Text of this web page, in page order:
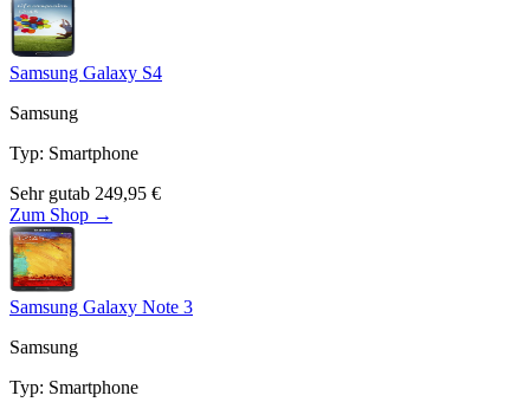
Samsung Galaxy S4
Samsung
Typ: Smartphone
Sehr gutab 249,95 €
Zum Shop →
Samsung Galaxy Note 3
Samsung
Typ: Smartphone